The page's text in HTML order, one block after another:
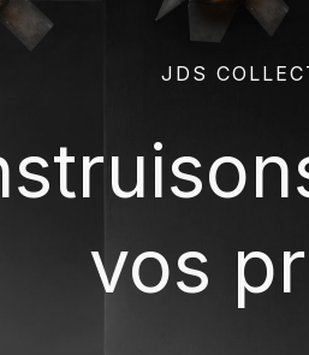
JDS
vos